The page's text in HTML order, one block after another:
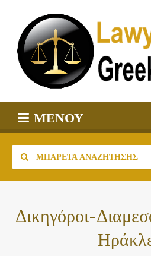
ΜΕΝΟΎ
ΜΠΑΡΈΤΑ ΑΝΑΖΉΤΗΣΗΣ
Δικηγόροι-